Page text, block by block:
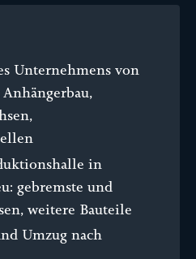
Unternehmens von
in
gebremste und
weitere Bauteile
Umzug nach